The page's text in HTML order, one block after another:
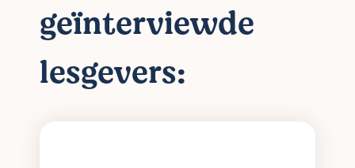
geïnterviewde
lesgevers: